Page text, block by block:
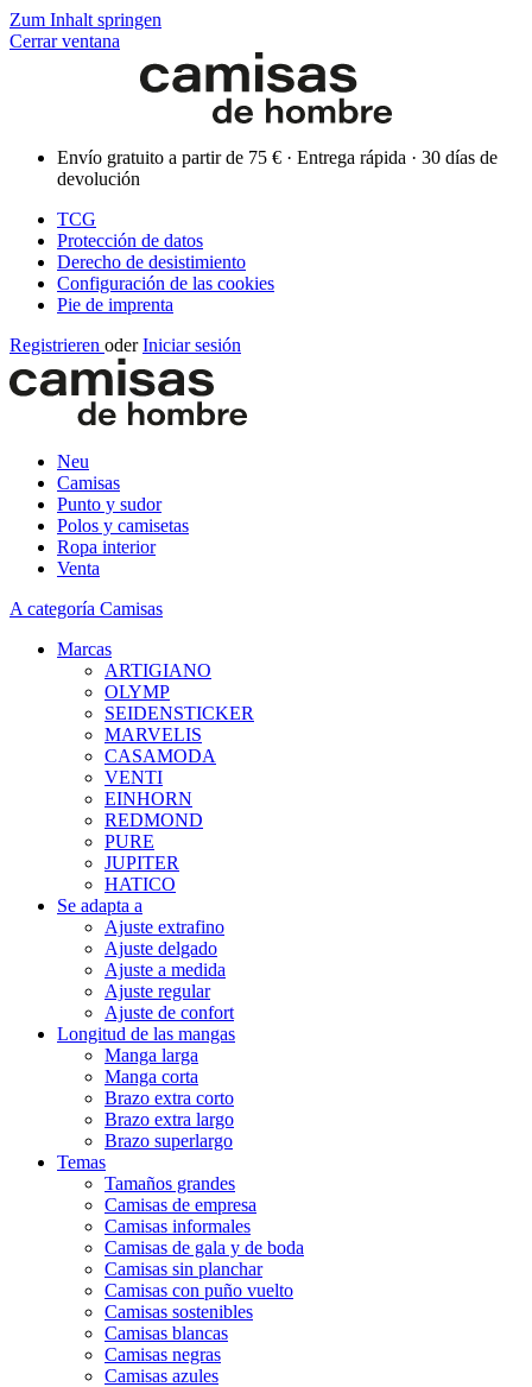
Zum Inhalt springen
Cerrar ventana
Envío gratuito a partir de 75 € · Entrega rápida · 30 días de
devolución
TCG
Protección de datos
Derecho de desistimiento
Configuración de las cookies
Pie de imprenta
Registrieren oder Iniciar sesión
Neu
Camisas
Punto y sudor
Polos y camisetas
Ropa interior
Venta
A categoría Camisas
Marcas
ARTIGIANO
OLYMP
SEIDENSTICKER
MARVELIS
CASAMODA
VENTI
EINHORN
REDMOND
PURE
JUPITER
HATICO
Se adapta a
Ajuste extrafino
Ajuste delgado
Ajuste a medida
Ajuste regular
Ajuste de confort
Longitud de las mangas
Manga larga
Manga corta
Brazo extra corto
Brazo extra largo
Brazo superlargo
Temas
Tamaños grandes
Camisas de empresa
Camisas informales
Camisas de gala y de boda
Camisas sin planchar
Camisas con puño vuelto
Camisas sostenibles
Camisas blancas
Camisas negras
Camisas azules